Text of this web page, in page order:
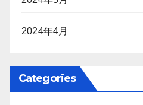
2024年4月
Categories